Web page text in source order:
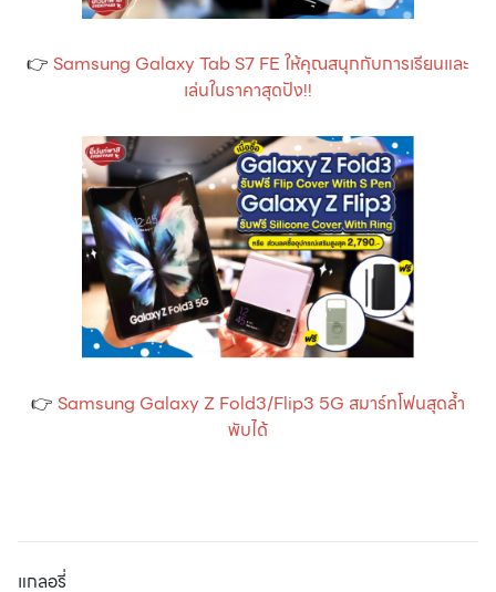
👉 Samsung Galaxy Tab S7 FE ให้คุณสนุกกับการเรียนและ
เล่นในราคาสุดปัง!!
👉 Samsung Galaxy Z Fold3/Flip3 5G สมาร์ทโฟนสุดล้ำ
พับได้
แกลอรี่